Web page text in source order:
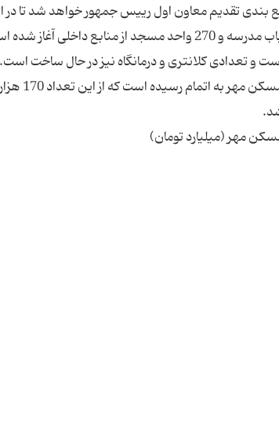
پس از جمع بندی تقدیم معاون اول رییس جمهور خواهد شد
تصمیماتی گرفته شود. به گفته وی، تاکنون ساخت 280 باب مدرسه و 270 واحد مسجد از
رسیده است و تعدادی کلانتری و درمانگاه نیز در حال ساخت
دولت تدبیر و امید و